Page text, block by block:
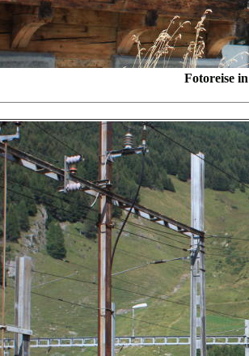
Fotoreise